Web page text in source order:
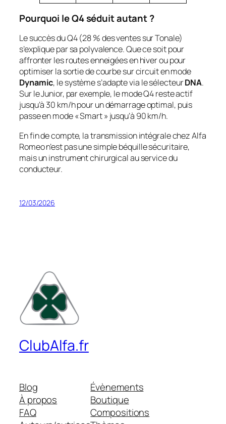
Pourquoi le Q4 séduit autant ?
Le succès du Q4 (28 % des ventes sur Tonale)
s’explique par sa polyvalence. Que ce soit pour
affronter les routes enneigées en hiver ou pour
optimiser la sortie de courbe sur circuit en mode
Dynamic, le système s’adapte via le sélecteurDNA.
Sur le Junior, par exemple, le mode Q4 reste actif
jusqu’à 30 km/h pour un démarrage optimal, puis
passe en mode « Smart » jusqu’à 90 km/h.
En fin de compte, la transmission intégrale chez Alfa
Romeo n’est pas une simple béquille sécuritaire,
mais un instrument chirurgical au service du
conducteur.
12/03/2026
ClubAlfa.fr
Blog
À propos
FAQ
Évènements
Boutique
Compositions